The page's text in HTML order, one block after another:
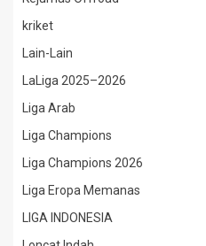
kriket
Lain-Lain
LaLiga 2025–2026
Liga Arab
Liga Champions
Liga Champions 2026
Liga Eropa Memanas
LIGA INDONESIA